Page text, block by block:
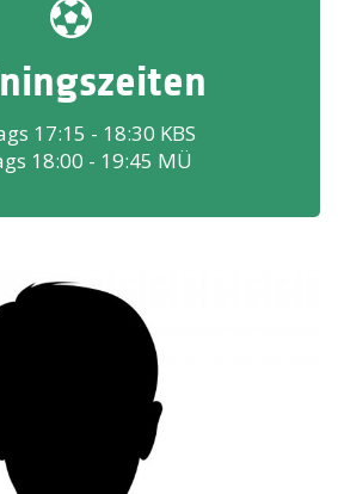
17:15 - 18:30 KBS
18:00 - 19:45 MÜ